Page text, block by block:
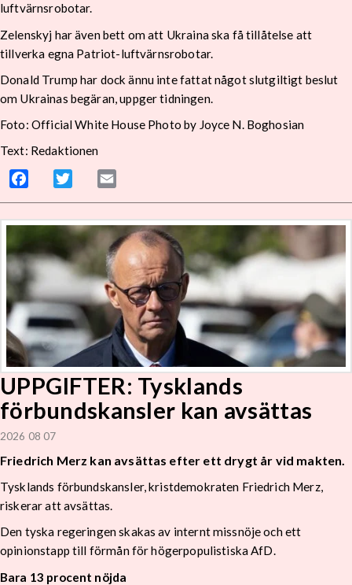
luftvärnsrobotar.
Zelenskyj har även bett om att Ukraina ska få tillåtelse att
tillverka egna Patriot-luftvärnsrobotar.
Donald Trump har dock ännu inte fattat något slutgiltigt beslut
om Ukrainas begäran, uppger tidningen.
Foto: Official White House Photo by Joyce N. Boghosian
Text: Redaktionen
Facebook Twitter
UPPGIFTER: Tysklands
förbundskansler kan avsättas
2026 08 07
Friedrich Merz kan avsättas efter ett drygt år vid makten.
Tysklands förbundskansler, kristdemokraten Friedrich Merz,
riskerar att avsättas.
Den tyska regeringen skakas av internt missnöje och ett
opinionstapp till förmån för högerpopulistiska AfD.
Bara 13 procent nöjda